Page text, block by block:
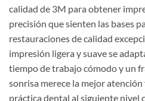
calidad de 3M para obtener
precisión que sienten las bases
restauraciones de calidad
impresión ligera y suave se
tiempo de trabajo cómodo y un
sonrisa merece la mejor
práctica dental al siguiente nivel